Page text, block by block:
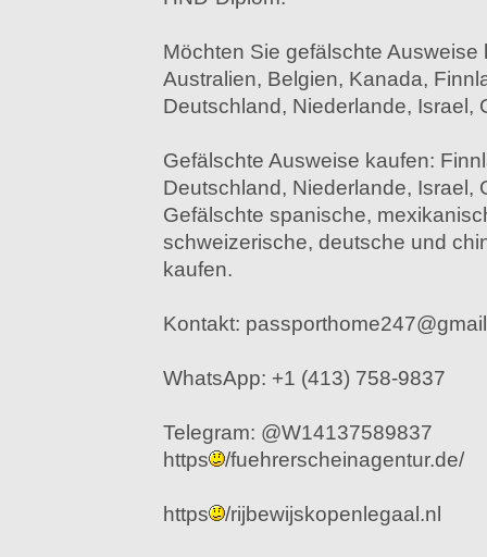
Möchten Sie gefälschte Ausweise
Australien, Belgien, Kanada,
Deutschland, Niederlande, Israel,
Gefälschte Ausweise kaufen:
Deutschland, Niederlande, Israel,
Gefälschte spanische,
schweizerische, deutsche und
kaufen.
Kontakt:
WhatsApp: +1 (413) 758-9837
Telegram: @W14137589837
https
/fuehrerscheinagentur.de/
https /rijbewijskopenlegaal.nl